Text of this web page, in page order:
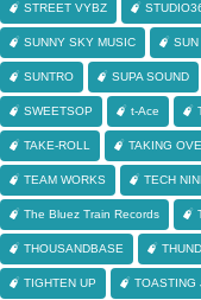
STREET VYBZ
SUNNY SKY MUSIC
SUNTRO SUPA SOUND
SWEETSOP t-Ace
TAKE-ROLL TAKING
TEAM WORKS TECH
The Bluez Train Records
THOUSANDBASE
TIGHTEN UP TOASTING